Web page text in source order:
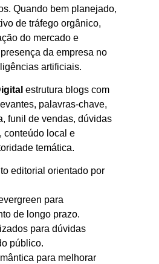
Quando bem planejado,
de tráfego orgânico,
do mercado e
da empresa no
artificiais.
estrutura blogs com
palavras-chave,
funil de vendas, dúvidas
conteúdo local e
temática.
editorial orientado por
para
de longo prazo.
para dúvidas
público.
para melhorar